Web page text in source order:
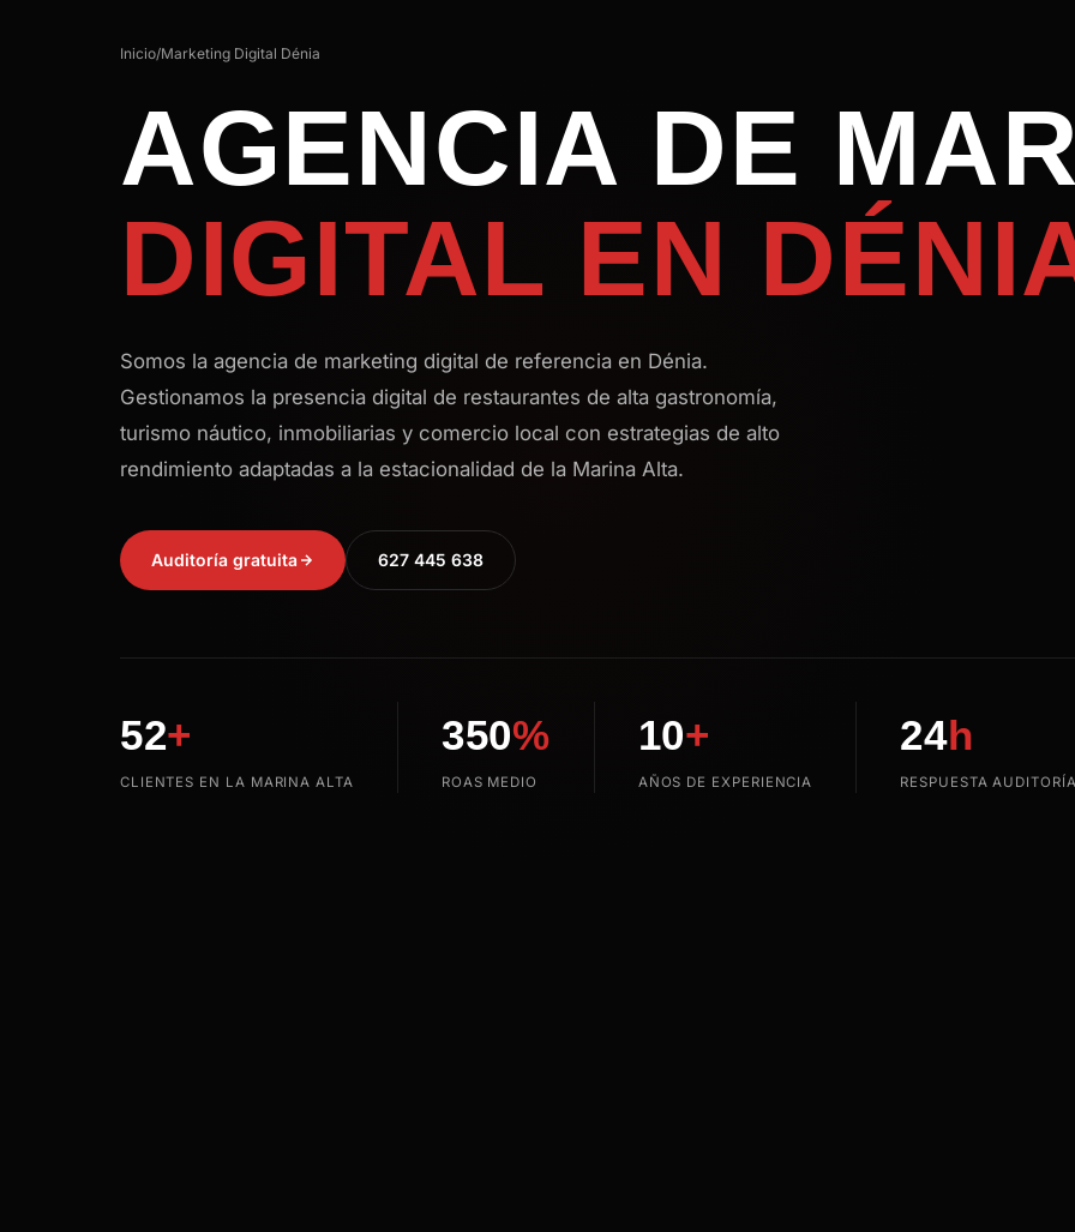
Inicio/Marketing Digital Dénia
AGENCIA DE
DIGITAL EN
Somos la agencia de marketing digital de referencia en Dénia.
Gestionamos la presencia digital de restaurantes de alta gastronomía,
turismo náutico, inmobiliarias y comercio local con estrategias de alto
rendimiento adaptadas a la estacionalidad de la Marina Alta.
Auditoría gratuita 627 445 638
52+
CLIENTES EN LA MARINA ALTA
350%
ROAS MEDIO
10+
AÑOS DE EXPERIENCIA
24h
RESPUESTA